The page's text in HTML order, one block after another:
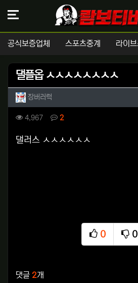
공식보증업체 스포츠중계 라이
댈플옵 ㅅㅅㅅㅅㅅㅅㅅㅅ
작성자 정보
장버러럭
컨텐츠 정보
4,967조회 2댓글
본문
댈러스 ㅅㅅㅅㅅㅅㅅ
0
추천
0
비
댓글 2개